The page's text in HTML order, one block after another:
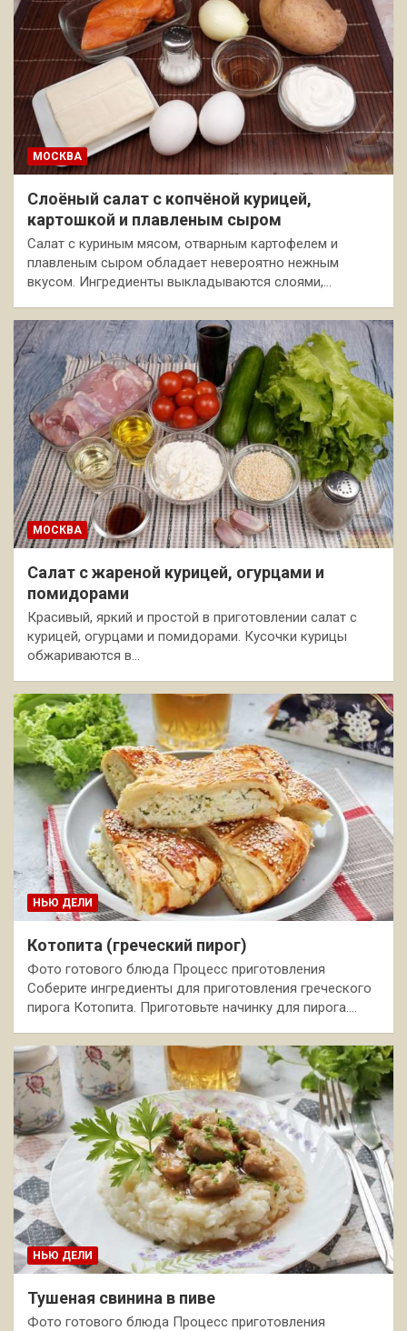
МОСКВА
Слоёный салат с копчёной курицей,
картошкой и плавленым сыром
Салат с куриным мясом, отварным картофелем и
плавленым сыром обладает невероятно нежным
вкусом. Ингредиенты выкладываются слоями,…
МОСКВА
Салат с жареной курицей, огурцами и
помидорами
Красивый, яркий и простой в приготовлении салат с
курицей, огурцами и помидорами. Кусочки курицы
обжариваются в…
НЬЮ ДЕЛИ
Котопита (греческий пирог)
Фото готового блюда Процесс приготовления
Соберите ингредиенты для приготовления греческого
пирога Котопита. Приготовьте начинку для пирога.…
НЬЮ ДЕЛИ
Тушеная свинина в пиве
Фото готового блюда Процесс приготовления